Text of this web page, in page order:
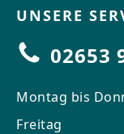
UNSERE
02653
Montag bis
Freitag